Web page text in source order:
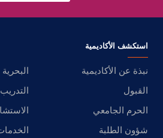
استكشف الأكاديمية
نبذة عن الأكاديمية
البحرية
القبول
التدريب
الحرم الجامعي
شؤون الطلبة